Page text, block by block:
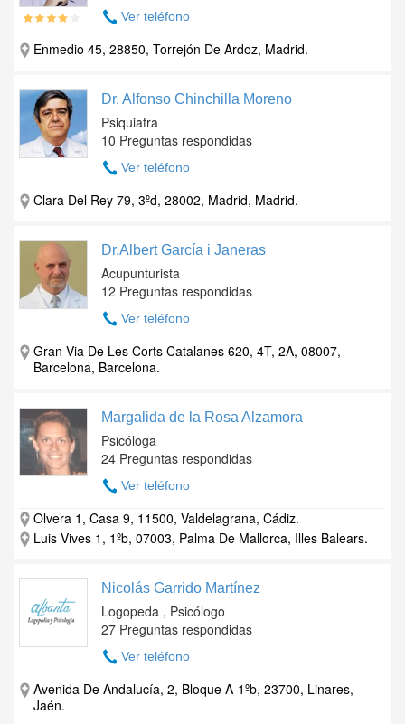
Ver teléfono
Enmedio 45, 28850, Torrejón De Ardoz, Madrid.
Dr. Alfonso Chinchilla Moreno
Psiquiatra
10 Preguntas respondidas
Ver teléfono
Clara Del Rey 79, 3ºd, 28002, Madrid, Madrid.
Dr.Albert García i Janeras
Acupunturista
12 Preguntas respondidas
Ver teléfono
Gran Via De Les Corts Catalanes 620, 4T, 2A, 08007,
Barcelona, Barcelona.
Margalida de la Rosa Alzamora
Psicóloga
24 Preguntas respondidas
Ver teléfono
Olvera 1, Casa 9, 11500, Valdelagrana, Cádiz.
Luis Vives 1, 1ºb, 07003, Palma De Mallorca, Illes Balears.
Nicolás Garrido Martínez
Logopeda , Psicólogo
27 Preguntas respondidas
Ver teléfono
Avenida De Andalucía, 2, Bloque A-1ºb, 23700, Linares,
Jaén.